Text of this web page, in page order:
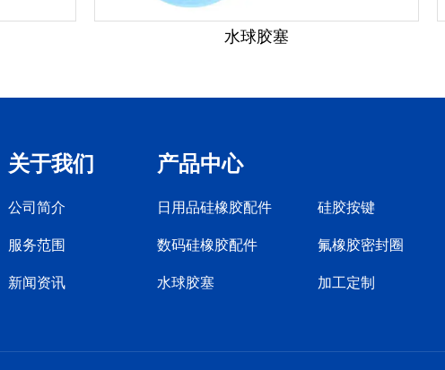
水球胶塞
关于我们
公司简介
服务范围
新闻资讯
产品中心
日用品硅橡胶配件 硅胶按键
数码硅橡胶配件 氟橡胶密封圈
水球胶塞 加工定制